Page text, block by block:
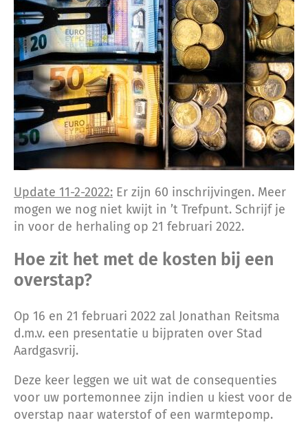
Update 11-2-2022: Er zijn 60 inschrijvingen. Meer
mogen we nog niet kwijt in ’t Trefpunt. Schrijf je
in voor de herhaling op 21 februari 2022.
Hoe zit het met de kosten bij een
overstap?
Op 16 en 21 februari 2022 zal Jonathan Reitsma
d.m.v. een presentatie u bijpraten over Stad
Aardgasvrij.
Deze keer leggen we uit wat de consequenties
voor uw portemonnee zijn indien u kiest voor de
overstap naar waterstof of een warmtepomp.